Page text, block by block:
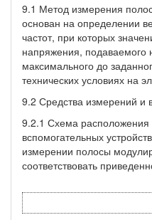
9.1 Метод измерения
основан на определении
частот, при которых
напряжения, подаваемого
максимального до
технических условиях на
9.2 Средства измерений и
9.2.1 Схема расположения
вспомогательных
измерении полосы
соответствовать